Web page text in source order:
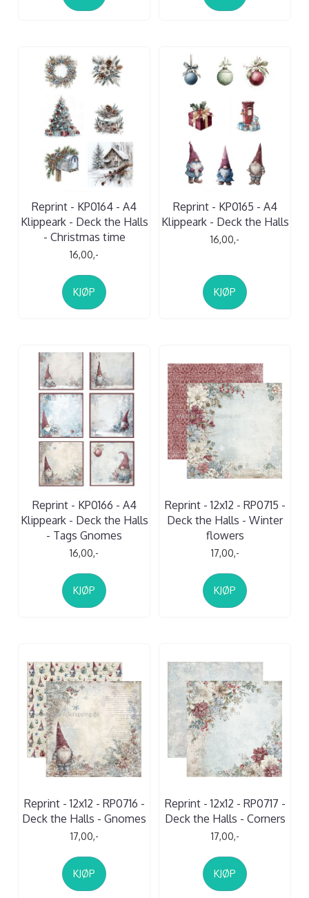
Reprint - KP0164 - A4
Klippeark - Deck the Halls
- Christmas time
16,00,-
KJØP
Reprint - KP0165 - A4
Klippeark - Deck the Halls
16,00,-
KJØP
Reprint - KP0166 - A4
Klippeark - Deck the Halls
- Tags Gnomes
16,00,-
KJØP
Reprint - 12x12 - RP0715 -
Deck the Halls - Winter
flowers
17,00,-
KJØP
Reprint - 12x12 - RP0716 -
Deck the Halls - Gnomes
17,00,-
KJØP
Reprint - 12x12 - RP0717 -
Deck the Halls - Corners
17,00,-
KJØP